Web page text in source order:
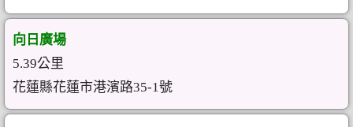
向日廣場
5.39公里
花蓮縣花蓮市港濱路35-1號